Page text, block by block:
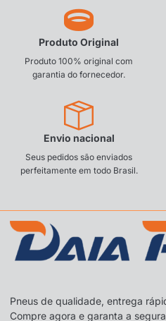
Produto Original
Produto 100% original com
garantia do fornecedor.
Envio nacional
Seus pedidos são enviados
perfeitamente em todo Brasil.
Pneus de qualidade, entrega
Compre agora e garanta a